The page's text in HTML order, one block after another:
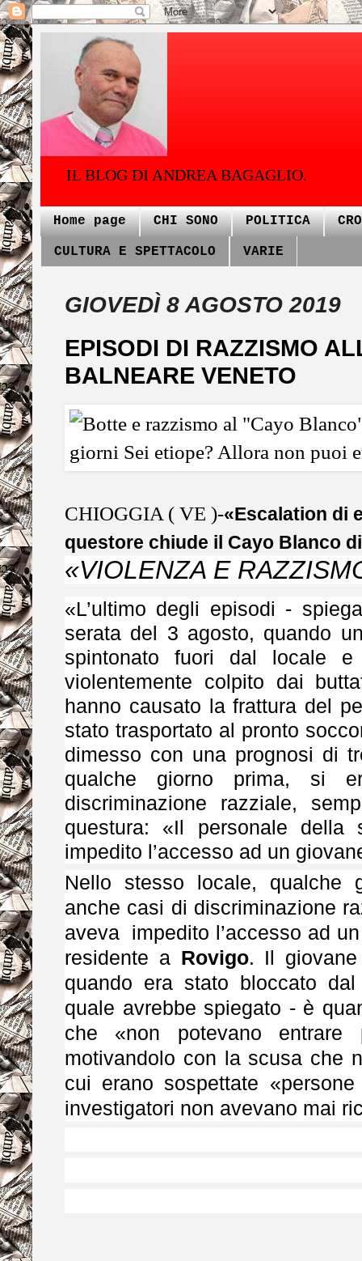
IL BLOG DI ANDREA BAGAGLIO.
Home page CHI SONO POLITICA
CULTURA E SPETTACOLO VARIE
GIOVEDÌ 8 AGOSTO 2019
EPISODI DI RAZZISMO
BALNEARE VENETO
CHIOGGIA ( VE )-«Escalation di
questore chiude il Cayo Blanco
«VIOLENZA E
«L’ultimo degli episodi -
serata del 3 agosto, quando
spintonato fuori dal locale
violentemente colpito dai
hanno causato la frattura del
stato trasportato al pronto
dimesso con una prognosi di
qualche giorno prima, si
discriminazione razziale,
questura: «Il personale della
impedito l’accesso ad un
Nello stesso locale, qualche
anche casi di discriminazione
aveva impedito l’accesso ad
residente aRovigo. Il
quando era stato bloccato
quale avrebbe spiegato - è
che «non potevano
motivandolo con la scusa che
cui erano sospettate
investigatori non avevano mai